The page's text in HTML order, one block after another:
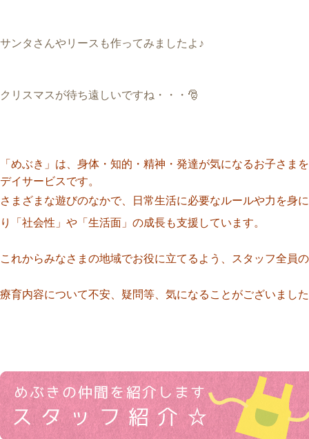
サンタさんやリースも作ってみましたよ♪
クリスマスが待ち遠しいですね・・・🎅
「めぶき」は、身体・知的・精神・発達が気になるお子さま
デイサービスです。
さまざまな遊びのなかで、日常生活に必要なルールや力を身
り「社会性」や「生活面」の成長も支援しています。
これからみなさまの地域でお役に立てるよう、スタッフ全員
療育内容について不安、疑問等、気になることがございまし